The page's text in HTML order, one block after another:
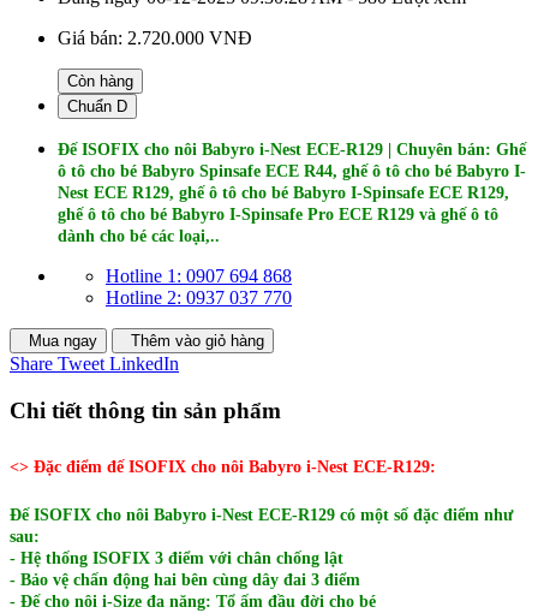
Giá bán: 2.720.000 VNĐ
Còn hàng
Chuẩn D
Đế ISOFIX cho nôi Babyro i-Nest ECE-R129 | Chuyên bán: Ghế
ô tô cho bé Babyro Spinsafe ECE R44, ghế ô tô cho bé Babyro I-
Nest ECE R129, ghế ô tô cho bé Babyro I-Spinsafe ECE R129,
ghế ô tô cho bé Babyro I-Spinsafe Pro ECE R129 và ghế ô tô
dành cho bé các loại,..
Hotline 1: 0907 694 868
Hotline 2: 0937 037 770
Mua ngay Thêm vào giỏ hàng
Share Tweet LinkedIn
Chi tiết thông tin sản phẩm
<> Đặc điểm đế ISOFIX cho nôi Babyro i-Nest ECE-R129:
Đế ISOFIX cho nôi Babyro i-Nest ECE-R129 có một số đặc điểm như
sau:
- Hệ thống ISOFIX 3 điểm với chân chống lật
- Bảo vệ chấn động hai bên cùng dây đai 3 điểm
- Đế cho nôi i-Size đa năng: Tổ ấm đầu đời cho bé